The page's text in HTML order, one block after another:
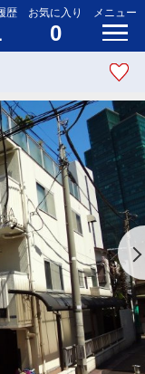
歴 お気に入り
0
メニュー